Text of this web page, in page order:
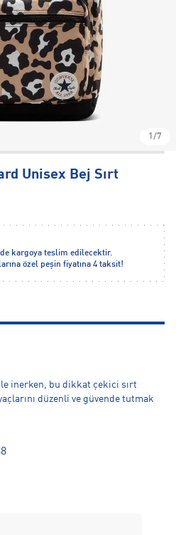
1/7
Unisex Bej Sırt
kargoya teslim edilecektir.
özel peşin fiyatına 4 taksit!
inerken, bu dikkat çekici sırt
düzenli ve güvende tutmak